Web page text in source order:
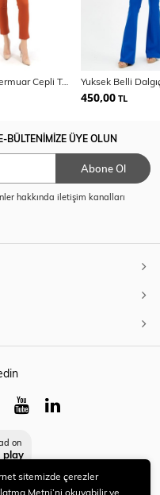
Süs Metal Fermuar Cepli Twin Krep Pantolon
450,00 TL
BÜLTENİMİZE ÜYE OLUN
Abone Ol
hakkında iletişim kanalları
on
play
sitemizde çerezler
Metni’ni okuyabilir ve